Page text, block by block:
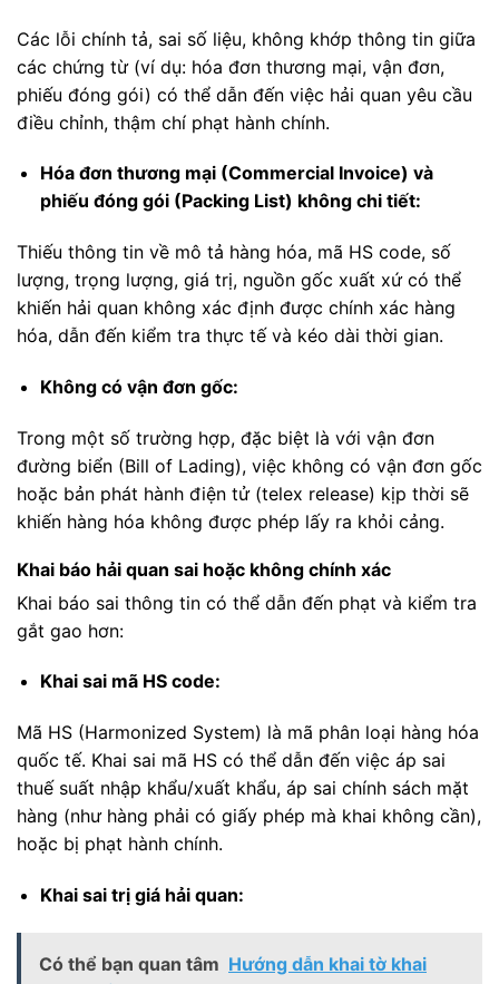
Các lỗi chính tả, sai số liệu, không khớp thông tin giữa
các chứng từ (ví dụ: hóa đơn thương mại, vận đơn,
phiếu đóng gói) có thể dẫn đến việc hải quan yêu cầu
điều chỉnh, thậm chí phạt hành chính.
Hóa đơn thương mại (Commercial Invoice) và
phiếu đóng gói (Packing List) không chi tiết:
Thiếu thông tin về mô tả hàng hóa, mã HS code, số
lượng, trọng lượng, giá trị, nguồn gốc xuất xứ có thể
khiến hải quan không xác định được chính xác hàng
hóa, dẫn đến kiểm tra thực tế và kéo dài thời gian.
Không có vận đơn gốc:
Trong một số trường hợp, đặc biệt là với vận đơn
đường biển (Bill of Lading), việc không có vận đơn gốc
hoặc bản phát hành điện tử (telex release) kịp thời sẽ
khiến hàng hóa không được phép lấy ra khỏi cảng.
Khai báo hải quan sai hoặc không chính xác
Khai báo sai thông tin có thể dẫn đến phạt và kiểm tra
gắt gao hơn:
Khai sai mã HS code:
Mã HS (Harmonized System) là mã phân loại hàng hóa
quốc tế. Khai sai mã HS có thể dẫn đến việc áp sai
thuế suất nhập khẩu/xuất khẩu, áp sai chính sách mặt
hàng (như hàng phải có giấy phép mà khai không cần),
hoặc bị phạt hành chính.
Khai sai trị giá hải quan:
Có thể bạn quan tâm Hướng dẫn khai tờ khai